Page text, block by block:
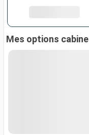
Mes options cabine